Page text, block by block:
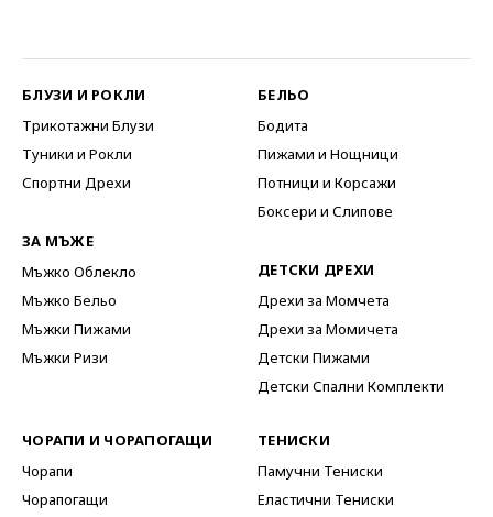
БЛУЗИ И РОКЛИ
Трикотажни Блузи
Туники и Рокли
Спортни Дрехи
ЗА МЪЖЕ
Мъжко Облекло
Мъжко Бельо
Мъжки Пижами
Мъжки Ризи
БЕЛЬО
Бодита
Пижами и Нощници
Потници и Корсажи
Боксери и Слипове
ДЕТСКИ ДРЕХИ
Дрехи за Момчета
Дрехи за Момичета
Детски Пижами
Детски Спални Комплекти
ЧОРАПИ И ЧОРАПОГАЩИ
Чорапи
Чорапогащи
ТЕНИСКИ
Памучни Тениски
Еластични Тениски